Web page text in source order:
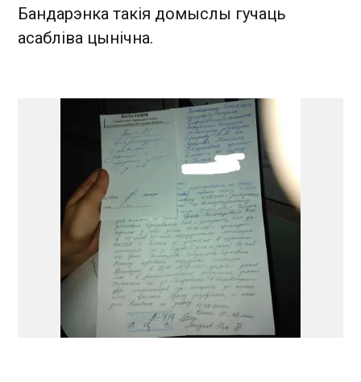
Бандарэнка такія домыслы гучаць
асабліва цынічна.